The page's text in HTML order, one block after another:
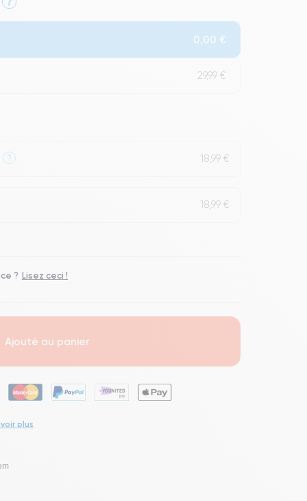
0,00 €
29,99 €
? 18,99 €
18,99 €
? Lisez ceci !
Ajouté au panier
plus